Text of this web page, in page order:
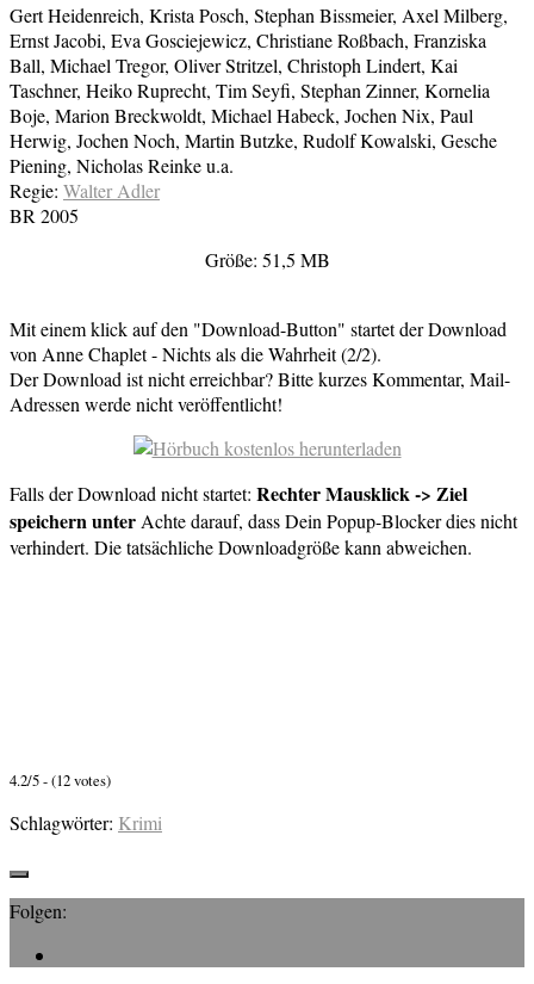
Gert Heidenreich, Krista Posch, Stephan Bissmeier, Axel Milberg,
Ernst Jacobi, Eva Gosciejewicz, Christiane Roßbach, Franziska
Ball, Michael Tregor, Oliver Stritzel, Christoph Lindert, Kai
Taschner, Heiko Ruprecht, Tim Seyfi, Stephan Zinner, Kornelia
Boje, Marion Breckwoldt, Michael Habeck, Jochen Nix, Paul
Herwig, Jochen Noch, Martin Butzke, Rudolf Kowalski, Gesche
Piening, Nicholas Reinke u.a.
Regie: Walter Adler
BR 2005
Größe: 51,5 MB
Mit einem klick auf den "Download-Button" startet der Download
von Anne Chaplet - Nichts als die Wahrheit (2/2).
Der Download ist nicht erreichbar? Bitte kurzes Kommentar, Mail-
Adressen werde nicht veröffentlicht!
Falls der Download nicht startet: Rechter Mausklick -> Ziel
speichern unter Achte darauf, dass Dein Popup-Blocker dies nicht
verhindert. Die tatsächliche Downloadgröße kann abweichen.
4.2/5 - (12 votes)
Schlagwörter: Krimi
Folgen: